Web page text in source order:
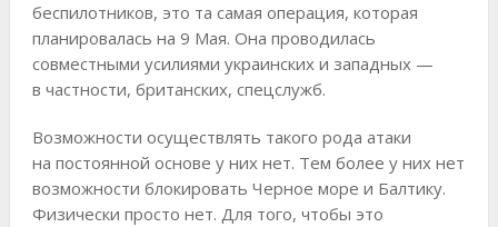
беспилотников, это та самая операция, которая
планировалась на 9 Мая. Она проводилась
совместными усилиями украинских и западных —
в частности, британских, спецслужб.
Возможности осуществлять такого рода атаки
на постоянной основе у них нет. Тем более у них нет
возможности блокировать Черное море и Балтику.
Физически просто нет. Для того, чтобы это